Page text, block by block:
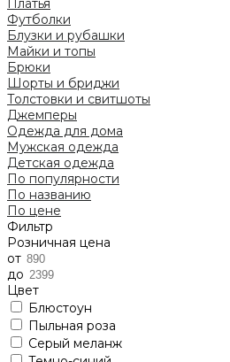
Платья
Футболки
Блузки и рубашки
Майки и топы
Брюки
Шорты и бриджи
Толстовки и свитшоты
Джемперы
Одежда для дома
Мужская одежда
Детская одежда
По популярности
По названию
По цене
Фильтр
Розничная цена
от
до
Цвет
Блюстоун
Пыльная роза
Серый меланж